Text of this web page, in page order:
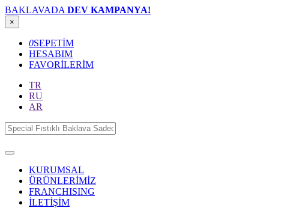
BAKLAVADA DEV KAMPANYA!
×
0SEPETİM
HESABIM
FAVORİLERİM
TR
RU
AR
KURUMSAL
ÜRÜNLERİMİZ
FRANCHISING
İLETİŞİM